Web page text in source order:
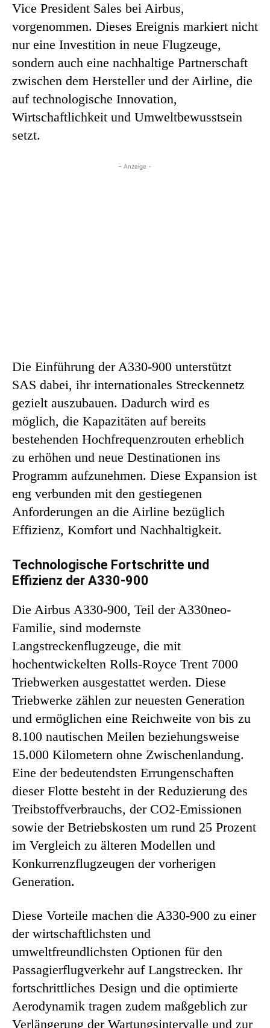
Vice President Sales bei Airbus,
vorgenommen. Dieses Ereignis markiert nicht
nur eine Investition in neue Flugzeuge,
sondern auch eine nachhaltige Partnerschaft
zwischen dem Hersteller und der Airline, die
auf technologische Innovation,
Wirtschaftlichkeit und Umweltbewusstsein
setzt.
- Anzeige -
Die Einführung der A330-900 unterstützt
SAS dabei, ihr internationales Streckennetz
gezielt auszubauen. Dadurch wird es
möglich, die Kapazitäten auf bereits
bestehenden Hochfrequenzrouten erheblich
zu erhöhen und neue Destinationen ins
Programm aufzunehmen. Diese Expansion ist
eng verbunden mit den gestiegenen
Anforderungen an die Airline bezüglich
Effizienz, Komfort und Nachhaltigkeit.
Technologische Fortschritte und
Effizienz der A330-900
Die Airbus A330-900, Teil der A330neo-
Familie, sind modernste
Langstreckenflugzeuge, die mit
hochentwickelten Rolls-Royce Trent 7000
Triebwerken ausgestattet werden. Diese
Triebwerke zählen zur neuesten Generation
und ermöglichen eine Reichweite von bis zu
8.100 nautischen Meilen beziehungsweise
15.000 Kilometern ohne Zwischenlandung.
Eine der bedeutendsten Errungenschaften
dieser Flotte besteht in der Reduzierung des
Treibstoffverbrauchs, der CO2-Emissionen
sowie der Betriebskosten um rund 25 Prozent
im Vergleich zu älteren Modellen und
Konkurrenzflugzeugen der vorherigen
Generation.
Diese Vorteile machen die A330-900 zu einer
der wirtschaftlichsten und
umweltfreundlichsten Optionen für den
Passagierflugverkehr auf Langstrecken. Ihr
fortschrittliches Design und die optimierte
Aerodynamik tragen zudem maßgeblich zur
Verlängerung der Wartungsintervalle und zur